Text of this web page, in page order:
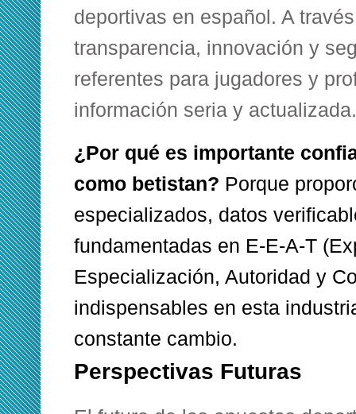
deportivas en español. A
transparencia, innovación y
referentes para jugadores y
información seria y actualizada.
¿Por qué es importante
como betistan? Porque
especializados, datos
fundamentadas en E-E-A-T
Especialización, Autoridad y
indispensables en esta
constante cambio.
Perspectivas Futuras